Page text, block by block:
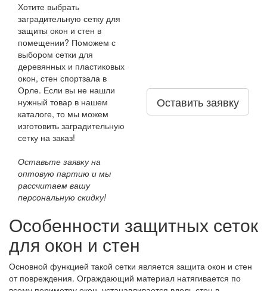
Хотите выбрать
заградительную сетку для
защиты окон и стен в
помещении? Поможем с
выбором сетки для
деревянных и пластиковых
окон, стен спортзала в
Орле. Если вы не нашли
нужный товар в нашем
каталоге, то мы можем
изготовить заградительную
сетку на заказ!
Оставьте заявку на
оптовую партию и мы
рассчитаем вашу
персональную скидку!
Оставить заявку
Особенности защитных сеток
для окон и стен
Основной функцией такой сетки является защита окон и стен
от повреждения. Ограждающий материал натягивается по